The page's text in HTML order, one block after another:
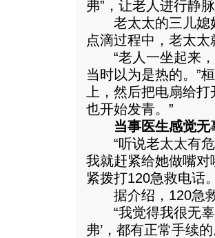
弗”，让老人进行静脉
老太太的三儿媳
点滴过程中，老太
“老人一坐起来，
当时以为是热的。”
上，然后把电扇给
也开始发青。”
当事医生感觉无
“听说老太太有危
我就赶紧给她做嘴
紧拨打120急救电话
据介绍，120急救
“我觉得我很无辜
弗’，都有正常手续